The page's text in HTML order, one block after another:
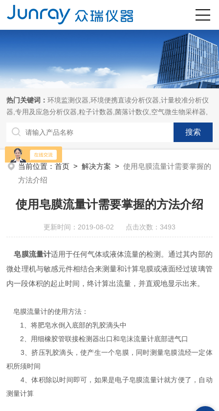
热门关键词：环境监测仪器,环境便携直读分析仪器,计量校准分析仪
器,专用及应急分析仪器,粒子计数器,菌落计数仪,空气微生物采样器,
当前位置：首页 >解决方案 >使用皂膜流量计需要掌握的
方法介绍
使用皂膜流量计需要掌握的方法介绍
更新时间：2019-08-02 点击次数：3493
皂膜流量计适用于任何气体或液体流量的检测。通过其内部的
微处理机与敏感元件相结合来测量和计算皂膜或液面经过玻璃管
内一段体积的起止时间，终计算出流量，并直观地显示出来。
皂膜流量计的使用方法：
1、将肥皂水倒入底部的乳胶滴头中
2、用细橡胶管联接检测器出口和皂沫流量计底部进气口
3、挤压乳胶滴头，使产生一个皂膜，同时测量皂膜流经一定体
积所须时间
4、体积除以时间即可，如果是电子皂膜流量计就方便了，自动
测量计算